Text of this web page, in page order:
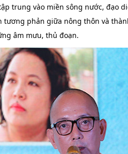
trung vào miền sông nước, đạo
tương phản giữa nông thôn và
âm mưu, thủ đoạn.